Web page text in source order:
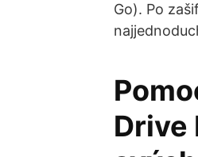
Go). Po
Drive